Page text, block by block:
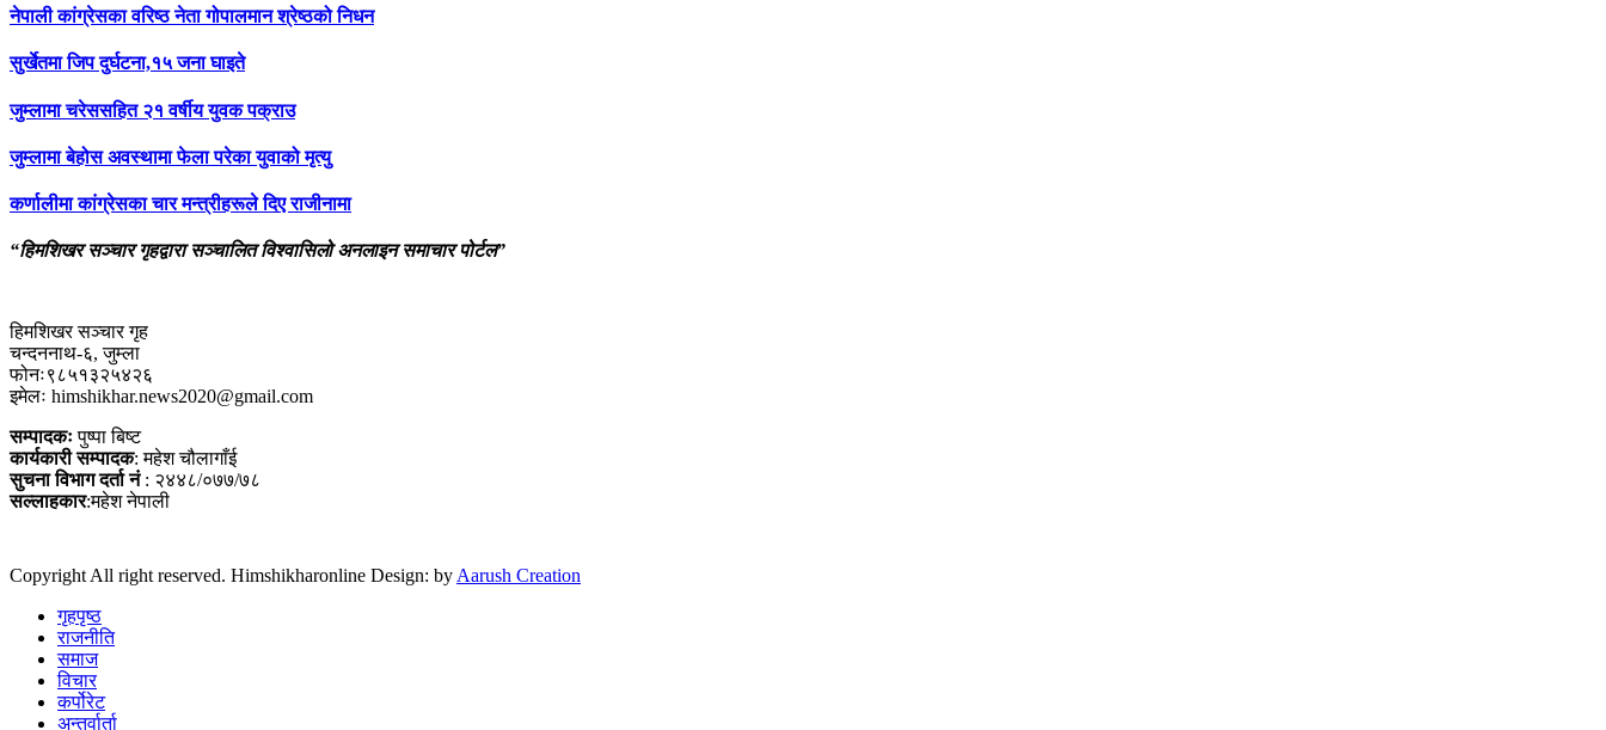
नेपाली कांग्रेसका वरिष्ठ नेता गोपालमान श्रेष्ठको निधन
सुर्खेतमा जिप दुर्घटना,१५ जना घाइते
जुम्लामा चरेससहित २१ वर्षीय युवक पक्राउ
जुम्लामा बेहोस अवस्थामा फेला परेका युवाको मृत्यु
कर्णालीमा कांग्रेसका चार मन्त्रीहरूले दिए राजीनामा
“हिमशिखर सञ्चार गृहद्वारा सञ्चालित विश्वासिलो अनलाइन समाचार पोर्टल”
हिमशिखर सञ्चार गृह
चन्दननाथ-६, जुम्ला
फोनः९८५१३२५४२६
इमेलः himshikhar.news2020@gmail.com
सम्पादकःपुष्पा बिष्ट
कार्यकारी सम्पादक: महेश चौलागाँई
सुचना विभाग दर्ता नं: २४४८/०७७/७८
सल्लाहकार:महेश नेपाली
Copyright All right reserved. Himshikharonline Design: byAarush Creation
गृहपृष्ठ
राजनीति
समाज
विचार
कर्पोरेट
अन्तर्वार्ता